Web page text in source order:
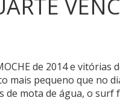
de 2014 e
mais pequeno que no
mota de água, o surf